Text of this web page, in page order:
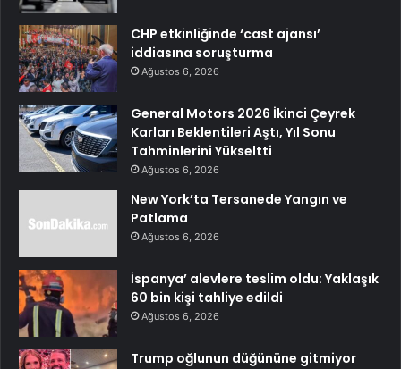
CHP etkinliğinde ‘cast ajansı’
iddiasına soruşturma
Ağustos 6, 2026
General Motors 2026 İkinci Çeyrek
Karları Beklentileri Aştı, Yıl Sonu
Tahminlerini Yükseltti
Ağustos 6, 2026
New York’ta Tersanede Yangın ve
Patlama
Ağustos 6, 2026
İspanya’ alevlere teslim oldu: Yaklaşık
60 bin kişi tahliye edildi
Ağustos 6, 2026
Trump oğlunun düğününe gitmiyor